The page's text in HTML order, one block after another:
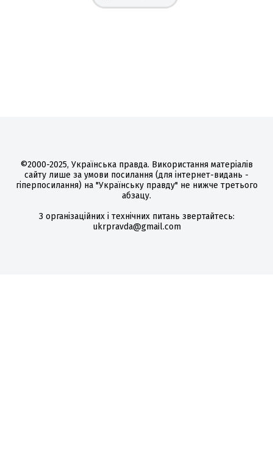
©2000-2025, Українська правда. Використання матеріалів
сайту лише за умови посилання (для інтернет-видань -
гіперпосилання) на "Українську правду" не нижче третього
абзацу.
З організаційних і технічних питань звертайтесь:
ukrpravda@gmail.com